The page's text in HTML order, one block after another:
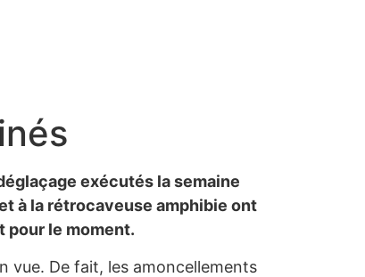
exécutés la semaine
à la rétrocaveuse amphibie ont
pour le moment.
vue. De fait, les amoncellements